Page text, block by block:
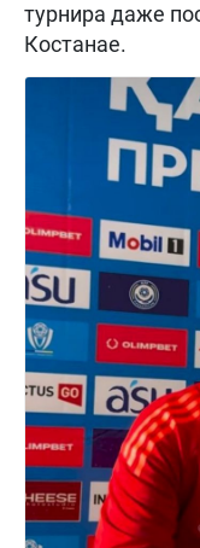
турнира даже
Костанае.